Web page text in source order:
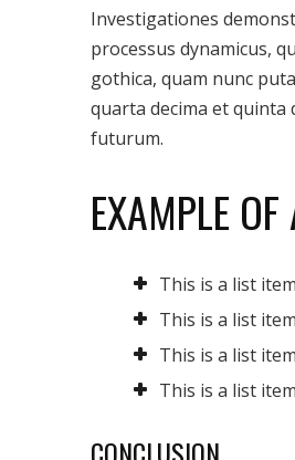
Investigationes
processus dynamicus,
gothica, quam nunc
quarta decima et quinta
futurum.
EXAMPLE
This is a list
This is a list
This is a list
This is a list